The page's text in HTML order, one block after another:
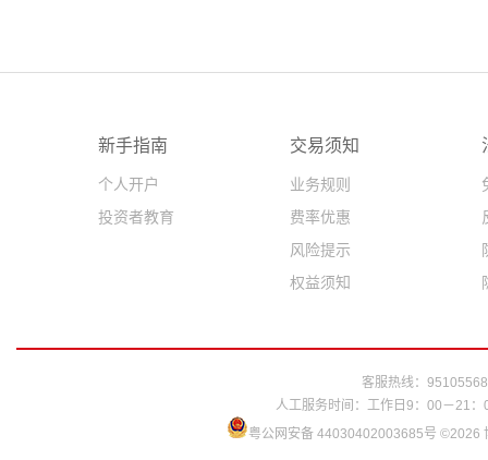
新手指南
个人开户
投资者教育
交易须知
业务规则
费率优惠
风险提示
权益须知
客服热线：
人工服务时间：工作日9：00－21
粤公网安备 44030402003685号 ©2026